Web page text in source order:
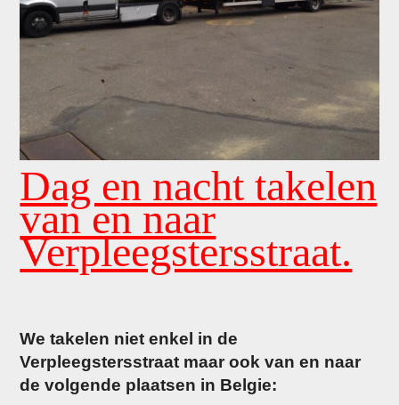
Dag en nacht takelen
van en naar
Verpleegstersstraat.
We takelen niet enkel in de
Verpleegstersstraat maar ook van en naar
de volgende plaatsen in Belgie: